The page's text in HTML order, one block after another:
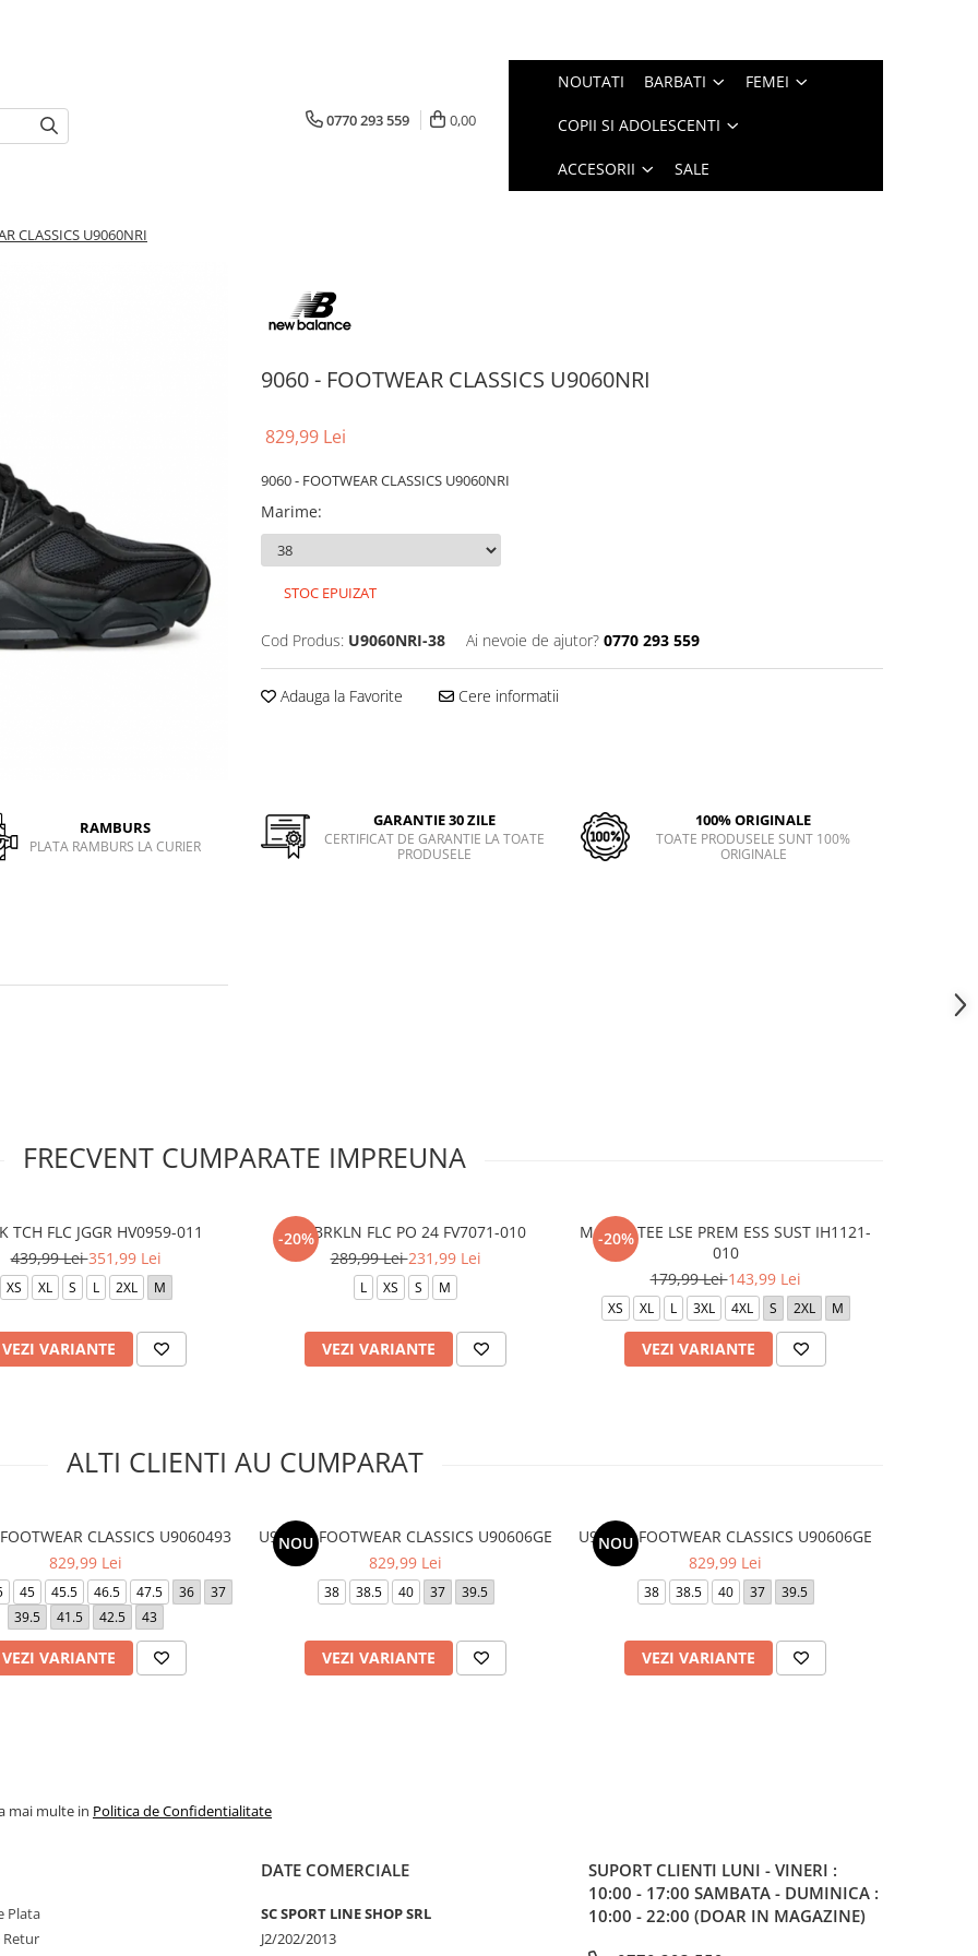
0770 293 559 0,00
NOUTATI BARBATI FEMEI
COPII SI ADOLESCENTI
ACCESORII SALE
CLASSICS U9060NRI
9060 - FOOTWEAR CLASSICS U9060NRI
829,99 Lei
9060 - FOOTWEAR CLASSICS U9060NRI
Marime:
STOC EPUIZAT
Cod Produs: U9060NRI-38 Ai nevoie de ajutor? 0770 293 559
Adauga la Favorite Cere informatii
RAMBURS
PLATA RAMBURS LA CURIER
GARANTIE 30 ZILE
CERTIFICAT DE GARANTIE LA TOATE
PRODUSELE
100% ORIGINALE
TOATE PRODUSELE SUNT 100%
ORIGINALE
FRECVENT CUMPARATE IMPREUNA
TCH FLC JGGR HV0959-011
439,99 Lei351,99 Lei
XS XL S L 2XL M
VEZI VARIANTE
-20%
W J BRKLN FLC PO 24 FV7071-010
289,99 Lei231,99 Lei
L XS S M
VEZI VARIANTE
-20%
M NSW TEE LSE PREM ESS SUST IH1121-
010
179,99 Lei143,99 Lei
XS XL L 3XL 4XL S 2XL M
VEZI VARIANTE
ALTI CLIENTI AU CUMPARAT
CLASSICS U9060493
829,99 Lei
45 45.5 46.5 47.5 36
37
39.5
41.5 42.5 43
VEZI VARIANTE
NOU
U9060 - FOOTWEAR CLASSICS U90606GE
829,99 Lei
38 38.5 40 37 39.5
VEZI VARIANTE
NOU
U9060 - FOOTWEAR CLASSICS U90606GE
829,99 Lei
38 38.5 40 37 39.5
VEZI VARIANTE
mai multe in Politica de Confidentialitate
Plata
Retur
DATE COMERCIALE
SC SPORT LINE SHOP SRL
J2/202/2013
SUPORT CLIENTI LUNI - VINERI :
10:00 - 17:00 SAMBATA - DUMINICA :
10:00 - 22:00 (DOAR IN MAGAZINE)